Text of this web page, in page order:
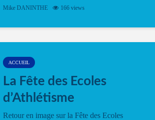
Mike DANINTHE 166 views
ACCUEIL
La Fête des Ecoles
d’Athlétisme
Retour en image sur la Fête des Ecoles